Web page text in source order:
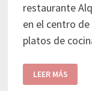
restaurante
en el centro
platos de
LEER MÁS